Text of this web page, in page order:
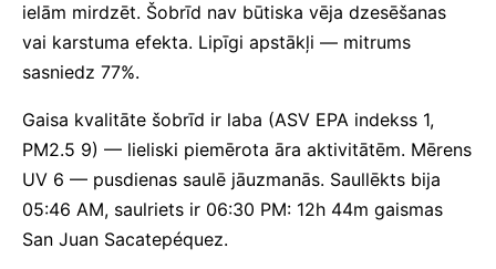
ielām mirdzēt. Šobrīd nav būtiska vēja dzesēšanas
vai karstuma efekta. Lipīgi apstākļi — mitrums
sasniedz 77%.
Gaisa kvalitāte šobrīd ir laba (ASV EPA indekss 1,
PM2.5 9) — lieliski piemērota āra aktivitātēm. Mērens
UV 6 — pusdienas saulē jāuzmanās. Saullēkts bija
05:46 AM, saulriets ir 06:30 PM: 12h 44m gaismas
San Juan Sacatepéquez.